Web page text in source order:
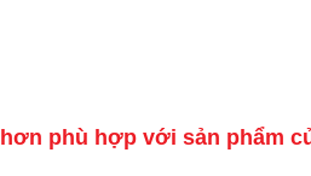
phù hợp với sản phẩm